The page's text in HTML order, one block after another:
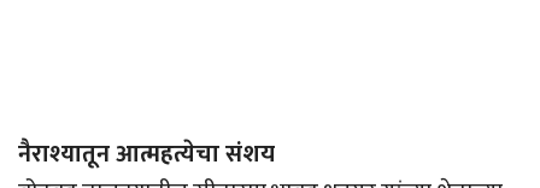
नैराश्यातून आत्महत्येचा संशय